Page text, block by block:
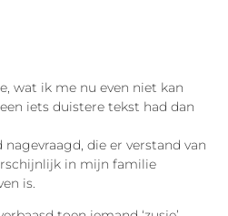
wat ik me nu even niet kan
iets duistere tekst had dan
die er verstand van
in mijn familie
is.